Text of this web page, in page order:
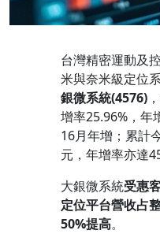
台灣精密運動及
米與奈米級定位
銀微系統(4576)
增率25.96%，年
16月年增；累計
元，年增率亦達
大銀微系統受惠
定位平台營收占
50%提高。